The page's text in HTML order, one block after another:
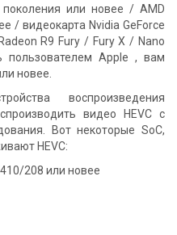
или новее / AMD
/ видеокарта Nvidia GeForce
R9 Fury / Fury X / Nano
пользователем Apple , вам
новее.
воспроизведения
видео HEVC с
Вот некоторые SoC,
HEVC:
208 или новее